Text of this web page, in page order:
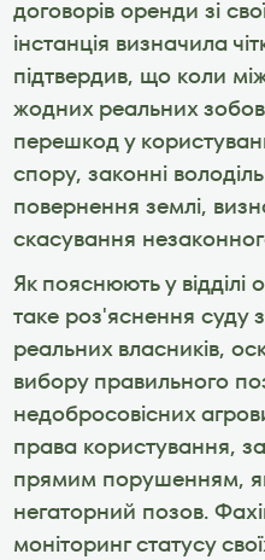
договорів оренди зі
інстанція визначила
підтвердив, що коли
жодних реальних
перешкод у
спору, законні
повернення землі,
скасування
Як пояснюють у відділі
таке роз'яснення суду
реальних власників,
вибору правильного
недобросовісних
права користування,
прямим порушенням,
негаторний позов.
моніторинг статусу